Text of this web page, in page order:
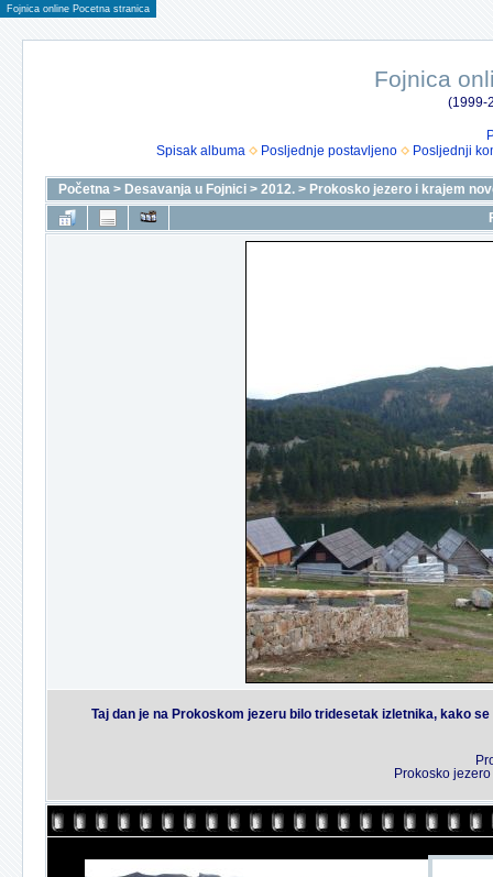
Fojnica online Pocetna stranica
Fojnica
(1999-
Spisak albuma
Posljednje postavljeno Posljednji
Početna > Desavanja u Fojnici > 2012. > Prokosko jezero i krajem
Taj dan je na Prokoskom jezeru bilo tridesetak izletnika, kako
Prokosko